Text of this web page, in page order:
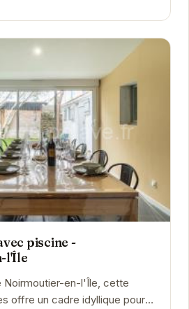
piscine -
l'Île
en-l'Île, cette
offre un cadre idyllique pour